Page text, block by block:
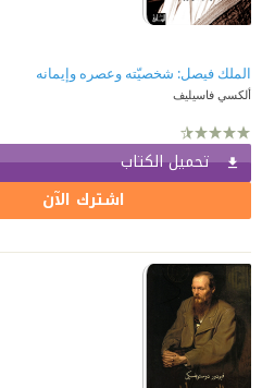
الملك فيصل: شخصيّته وعصره وإيمانه
ألكسي فاسيليف
تحميل الكتاب
اشترك الآن